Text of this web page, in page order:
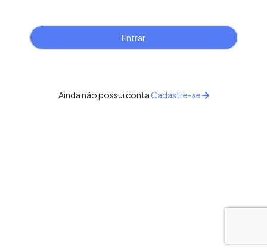
Ainda não possui contaCadastre-se